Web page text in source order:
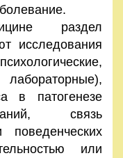
раздел
исследования
в патогенезе
связь
поведенческих
или